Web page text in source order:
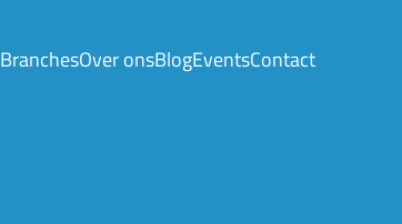
BranchesOver onsBlogEventsContact